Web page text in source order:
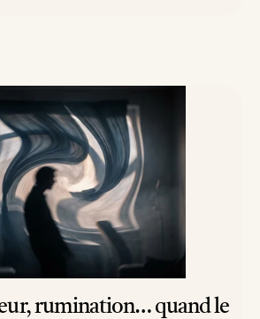
rumination… quand le